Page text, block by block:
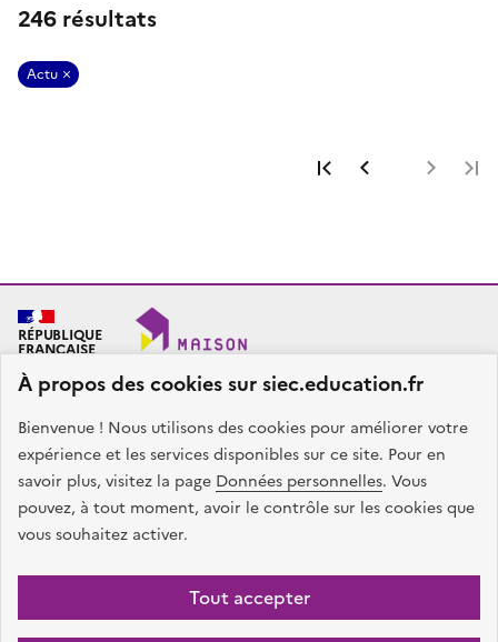
À propos des cookies sur siec.education.fr
Bienvenue ! Nous utilisons des cookies pour améliorer votre
expérience et les services disponibles sur ce site. Pour en
savoir plus, visitez la page Données personnelles. Vous
pouvez, à tout moment, avoir le contrôle sur les cookies que
vous souhaitez activer.
Tout accepter
246 résultats
Actu
Première page
Page
RÉPUBLIQUE
FRANÇAISE
SIEC - Maison des examens
Académies de Créteil, Paris et Versailles
7, rue Ernest Renan
94749 ARCUEIL CEDEX
Nous contacter
facebook
x instagramlinkedin